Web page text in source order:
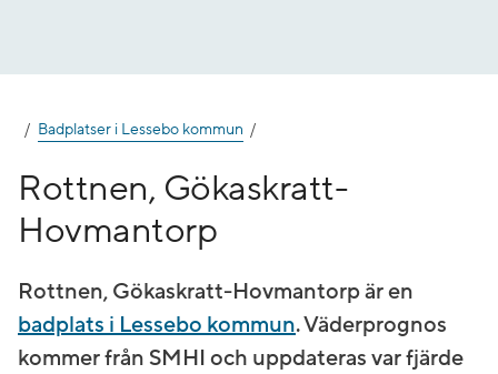
Badplatser i Lessebo kommun
Rottnen, Gökaskratt-
Hovmantorp
Rottnen, Gökaskratt-Hovmantorp är en
badplats i Lessebo kommun. Väderprognos
kommer från SMHI och uppdateras var fjärde